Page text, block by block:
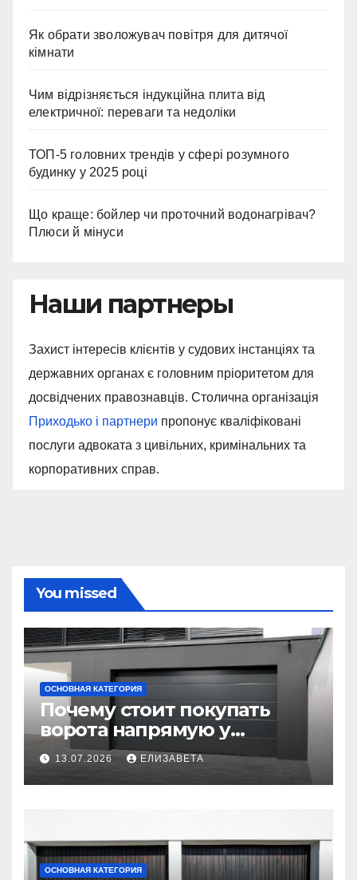
Як обрати зволожувач повітря для дитячої
кімнати
Чим відрізняється індукційна плита від
електричної: переваги та недоліки
ТОП-5 головних трендів у сфері розумного
будинку у 2025 році
Що краще: бойлер чи проточний водонагрівач?
Плюси й мінуси
Наши партнеры
Захист інтересів клієнтів у судових інстанціях та
державних органах є головним пріоритетом для
досвідчених правознавців. Столична організація
Приходько і партнери пропонує кваліфіковані
послуги адвоката з цивільних, кримінальних та
корпоративних справ.
You missed
ОСНОВНАЯ КАТЕГОРИЯ
Почему стоит покупать
ворота напрямую у
производителя
13.07.2026 ЕЛИЗАВЕТА
ОСНОВНАЯ КАТЕГОРИЯ